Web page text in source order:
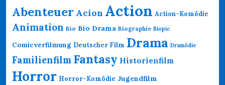
Abenteuer Acion Action Action-Komödie
Animation Bio Bio Drama Biographie Biopic
Comicverfilmung Deutscher Film Drama Dramödie
Familienfilm Fantasy Historienfilm
Horror Horror-Komödie Jugendfilm